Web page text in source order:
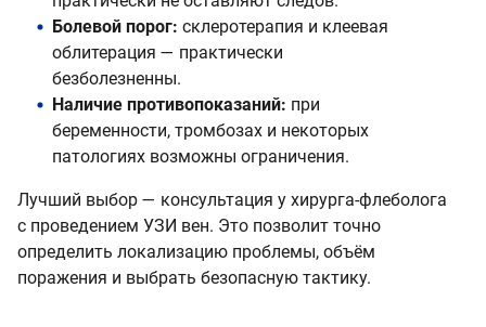
Болевой порог: склеротерапия и клеевая
облитерация — практически
безболезненны.
Наличие противопоказаний: при
беременности, тромбозах и некоторых
патологиях возможны ограничения.
Лучший выбор — консультация у хирурга-флеболога
с проведением УЗИ вен. Это позволит точно
определить локализацию проблемы, объём
поражения и выбрать безопасную тактику.